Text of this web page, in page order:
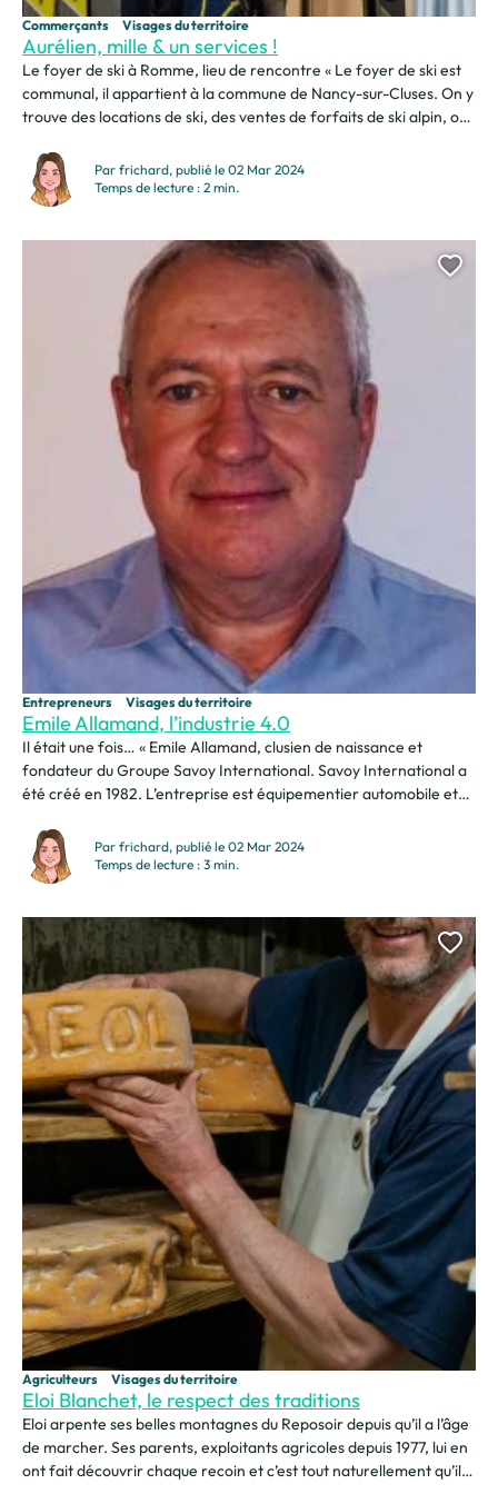
Aurélien, mille & un services !
Commerçants Visages du territoire
Le foyer de ski à Romme, lieu de rencontre « Le foyer de ski est
communal, il appartient à la commune de Nancy-sur-Cluses. On y
trouve des locations de ski, des ventes de forfaits de ski alpin, on
m’occupe du foyer au niveau...
Par frichard, publié le 02 Mar 2024
Temps de lecture : 2 min.
Emile Allamand, l’industrie 4.0
Entrepreneurs Visages du territoire
Il était une fois… « Emile Allamand, clusien de naissance et
fondateur du Groupe Savoy International. Savoy International a
été créé en 1982. L’entreprise est équipementier automobile et
pris un tournant stratégique en lançant une fabrication de
masques en France pour répondre à l’urgence sanitaire....
Par frichard, publié le 02 Mar 2024
Temps de lecture : 3 min.
Eloi Blanchet, le respect des traditions
Agriculteurs Visages du territoire
Eloi arpente ses belles montagnes du Reposoir depuis qu’il a l’âge
de marcher. Ses parents, exploitants agricoles depuis 1977, lui en
ont fait découvrir chaque recoin et c’est tout naturellement qu’il